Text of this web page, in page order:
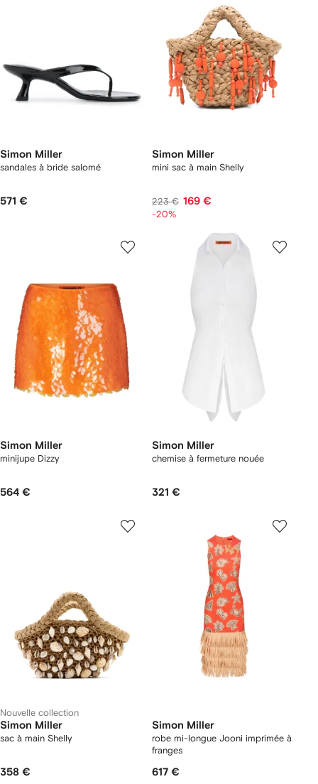
Simon Miller
sandales à bride salomé
571 €
Simon Miller
mini sac à main Shelly
223 € 169 €
-20%
Simon Miller
minijupe Dizzy
564 €
Simon Miller
chemise à fermeture nouée
321 €
Nouvelle collection
Simon Miller
sac à main Shelly
358 €
Simon Miller
robe mi-longue Jooni imprimée à
franges
617 €